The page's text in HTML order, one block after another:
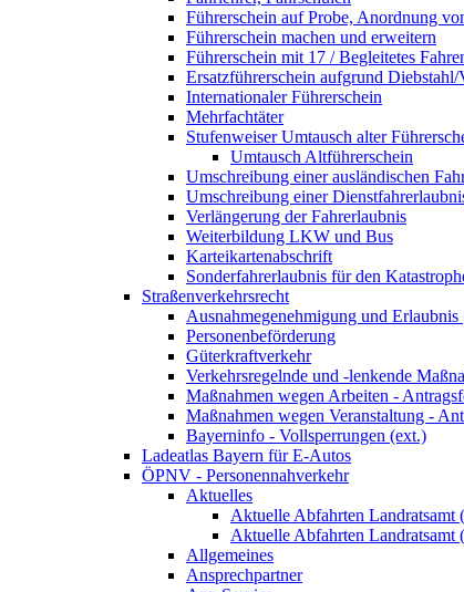
Führerschein auf Probe, Anordnung
Führerschein machen und erweitern
Führerschein mit 17 / Begleitetes
Ersatzführerschein aufgrund
Internationaler Führerschein
Mehrfachtäter
Stufenweiser Umtausch alter
Umtausch Altführerschein
Umschreibung einer ausländischen
Umschreibung einer
Verlängerung der Fahrerlaubnis
Weiterbildung LKW und Bus
Karteikartenabschrift
Sonderfahrerlaubnis für den
Straßenverkehrsrecht
Ausnahmegenehmigung und
Personenbeförderung
Güterkraftverkehr
Verkehrsregelnde und -lenkende
Maßnahmen wegen Arbeiten -
Maßnahmen wegen Veranstaltung -
Bayerninfo - Vollsperrungen (ext.)
Ladeatlas Bayern für E-Autos
ÖPNV - Personennahverkehr
Aktuelles
Aktuelle Abfahrten Landratsamt
Aktuelle Abfahrten Landratsamt
Allgemeines
Ansprechpartner